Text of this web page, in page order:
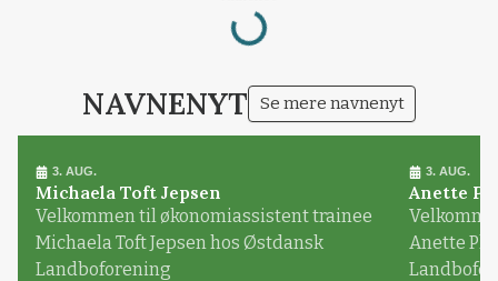
Loading...
NAVNENYT Se mere navnenyt
3. AUG.
Michaela Toft Jepsen
Velkommen til økonomiassistent trainee
Michaela Toft Jepsen hos Østdansk
Landboforening
3. AUG.
Anette
Anette